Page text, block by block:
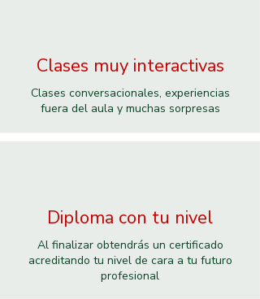
Clases muy interactivas
Clases conversacionales, experiencias
fuera del aula y muchas sorpresas
Diploma con tu nivel
Al finalizar obtendrás un certificado
acreditando tu nivel de cara a tu futuro
profesional